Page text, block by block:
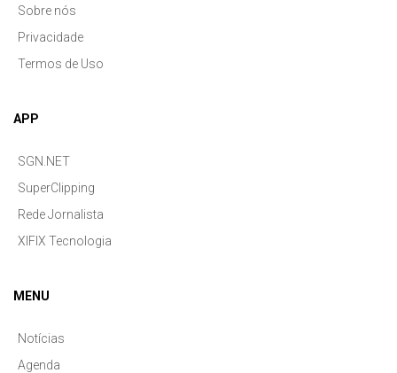
Sobre nós
Privacidade
Termos de Uso
APP
SGN.NET
SuperClipping
Rede Jornalista
XIFIX Tecnologia
MENU
Notícias
Agenda